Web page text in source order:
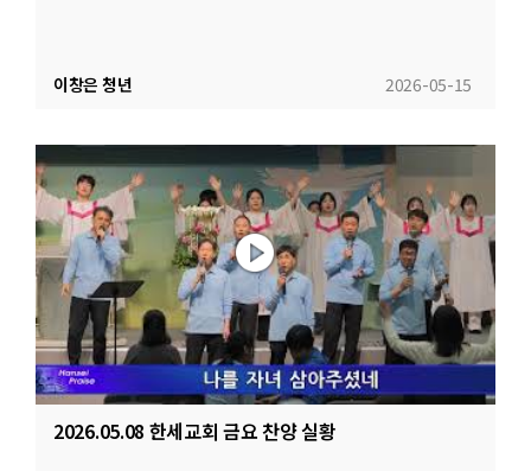
2026-05-15
이창은 청년
2026.05.08 한세교회 금요 찬양 실황